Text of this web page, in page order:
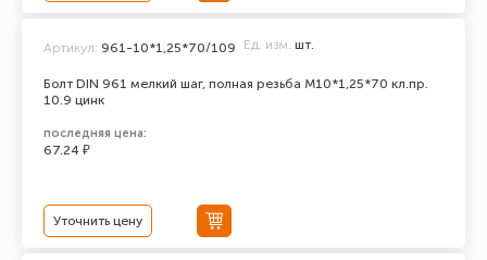
Болт DIN 961 мелкий шаг, полная резьба M10*1,25*70 кл.пр.
10.9 цинк
Артикул: 961-10*1,25*70/109 Ед. изм. шт.
последняя цена:
67.24 ₽
Уточнить цену